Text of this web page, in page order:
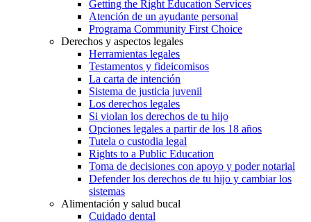
Getting the Right Education Services
Atención de un ayudante personal
Programa Community First Choice
Derechos y aspectos legales
Herramientas legales
Testamentos y fideicomisos
La carta de intención
Sistema de justicia juvenil
Los derechos legales
Si violan los derechos de tu hijo
Opciones legales a partir de los 18 años
Tutela o custodia legal
Rights to a Public Education
Toma de decisiones con apoyo y poder notarial
Defender los derechos de tu hijo y cambiar los
sistemas
Alimentación y salud bucal
Cuidado dental